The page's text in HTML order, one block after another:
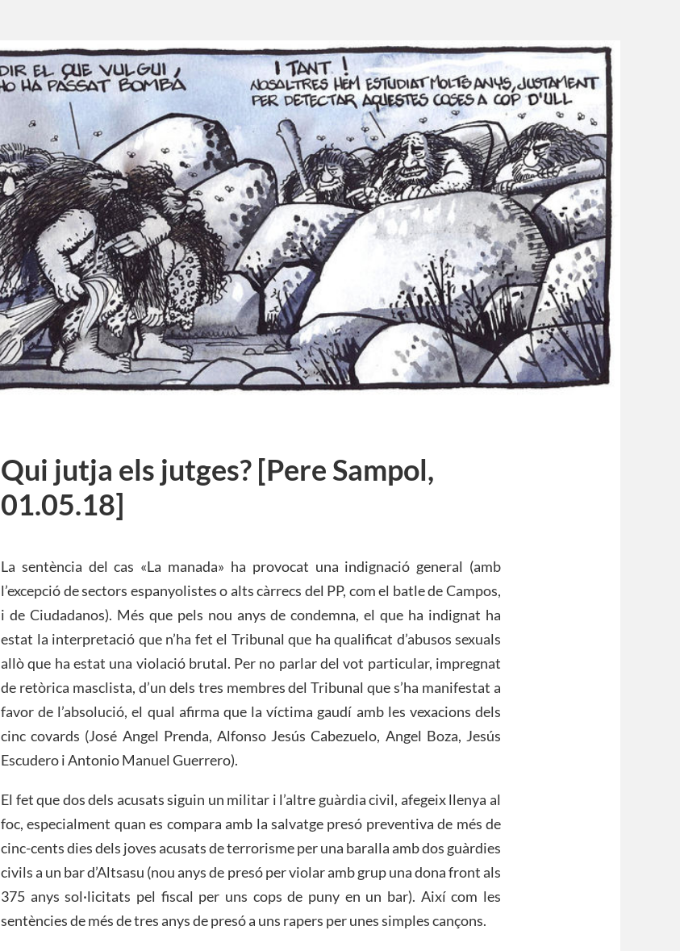
Qui jutja els jutges? [Pere Sampol,
01.05.18]
La sentència del cas «La manada» ha provocat una indignació general (amb
l’excepció de sectors espanyolistes o alts càrrecs del PP, com el batle de Campos,
i de Ciudadanos). Més que pels nou anys de condemna, el que ha indignat ha
estat la interpretació que n’ha fet el Tribunal que ha qualificat d’abusos sexuals
allò que ha estat una violació brutal. Per no parlar del vot particular, impregnat
de retòrica masclista, d’un dels tres membres del Tribunal que s’ha manifestat a
favor de l’absolució, el qual afirma que la víctima gaudí amb les vexacions dels
cinc covards (José Angel Prenda, Alfonso Jesús Cabezuelo, Angel Boza, Jesús
Escudero i Antonio Manuel Guerrero).
El fet que dos dels acusats siguin un militar i l’altre guàrdia civil, afegeix llenya al
foc, especialment quan es compara amb la salvatge presó preventiva de més de
cinc-cents dies dels joves acusats de terrorisme per una baralla amb dos guàrdies
civils a un bar d’Altsasu (nou anys de presó per violar amb grup una dona front als
375 anys sol·licitats pel fiscal per uns cops de puny en un bar). Així com les
sentències de més de tres anys de presó a uns rapers per unes simples cançons.